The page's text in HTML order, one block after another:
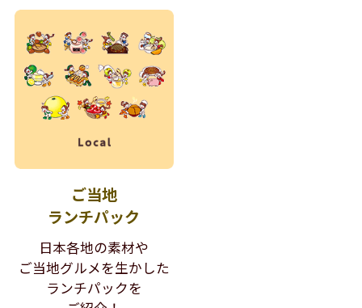
ご当地
ランチパック
日本各地の素材や
ご当地グルメを生かした
ランチパックを